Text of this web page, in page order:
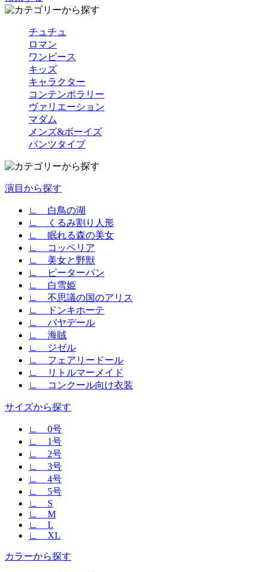
チュチュ
ロマン
ワンピース
キッズ
キャラクター
コンテンポラリー
ヴァリエーション
マダム
メンズ&ボーイズ
パンツタイプ
演目から探す
∟ 白鳥の湖
∟ くるみ割り人形
∟ 眠れる森の美女
∟ コッペリア
∟ 美女と野獣
∟ ピーターパン
∟ 白雪姫
∟ 不思議の国のアリス
∟ ドンキホーテ
∟ バヤデール
∟ 海賊
∟ ジゼル
∟ フェアリードール
∟ リトルマーメイド
∟ コンクール向け衣装
サイズから探す
∟ 0号
∟ 1号
∟ 2号
∟ 3号
∟ 4号
∟ 5号
∟ S
∟ M
∟ L
∟ XL
カラーから探す